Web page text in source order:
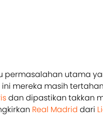
permasalahan utama
mereka masih tertahan
dan dipastikan takkan
Real Madrid dari